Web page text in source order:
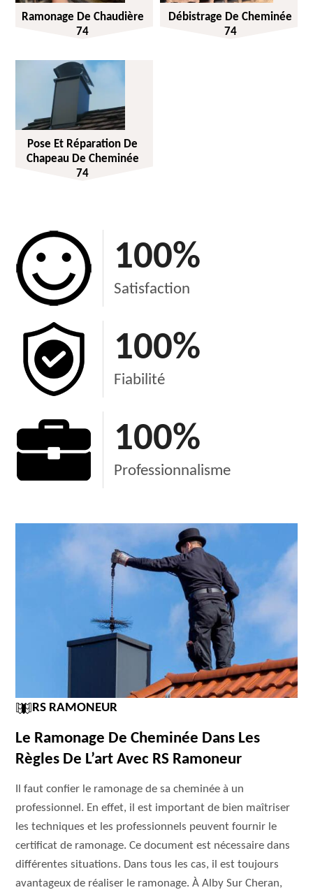
Ramonage De Chaudière
74
Débistrage De Cheminée
74
Pose Et Réparation De
Chapeau De Cheminée
74
100%
Satisfaction
100%
Fiabilité
100%
Professionnalisme
RS RAMONEUR
Le Ramonage De Cheminée Dans Les
Règles De L’art Avec RS Ramoneur
Il faut confier le ramonage de sa cheminée à un
professionnel. En effet, il est important de bien maîtriser
les techniques et les professionnels peuvent fournir le
certificat de ramonage. Ce document est nécessaire dans
différentes situations. Dans tous les cas, il est toujours
avantageux de réaliser le ramonage. À Alby Sur Cheran,